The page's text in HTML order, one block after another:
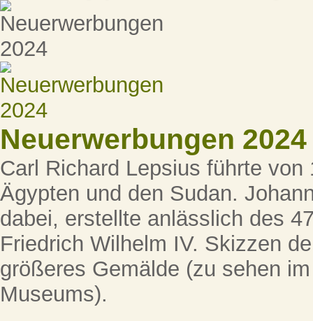
Neuerwerbungen 2024
Carl Richard Lepsius führte
Ägypten und den Sudan.
dabei, erstellte anlässlich des
Friedrich Wilhelm IV. Skizzen
größeres Gemälde (zu sehen
Museums).